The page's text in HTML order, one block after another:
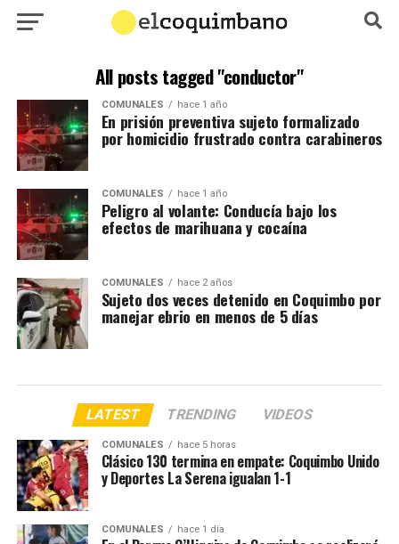
All posts tagged "conductor"
COMUNALES hace 1 año
En prisión preventiva sujeto formalizado
por homicidio frustrado contra carabineros
COMUNALES hace 1 año
Peligro al volante: Conducía bajo los
efectos de marihuana y cocaína
COMUNALES hace 2 años
Sujeto dos veces detenido en Coquimbo por
manejar ebrio en menos de 5 días
LATEST TRENDING VIDEOS
COMUNALES hace 5 horas
Clásico 130 termina en empate: Coquimbo Unido
y Deportes La Serena igualan 1-1
COMUNALES hace 1 día